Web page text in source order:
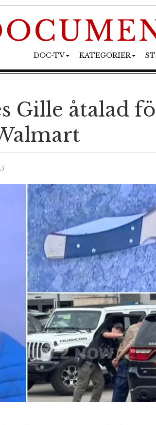
DOC-TV KATEGORIER
Gille åtalad